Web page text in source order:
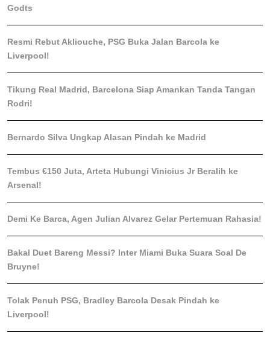
Godts
Resmi Rebut Akliouche, PSG Buka Jalan Barcola ke
Liverpool!
Tikung Real Madrid, Barcelona Siap Amankan Tanda Tangan
Rodri!
Bernardo Silva Ungkap Alasan Pindah ke Madrid
Tembus €150 Juta, Arteta Hubungi Vinicius Jr Beralih ke
Arsenal!
Demi Ke Barca, Agen Julian Alvarez Gelar Pertemuan Rahasia!
Bakal Duet Bareng Messi? Inter Miami Buka Suara Soal De
Bruyne!
Tolak Penuh PSG, Bradley Barcola Desak Pindah ke
Liverpool!